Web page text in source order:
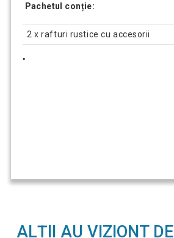
Pachetul conție:
2 x rafturi rustice cu accesorii
"
ALȚII AU VIZIONT DE